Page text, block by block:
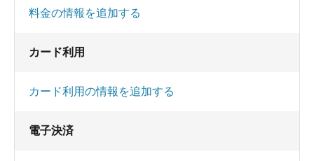
料金の情報を追加する
カード利用
カード利用の情報を追加する
電子決済